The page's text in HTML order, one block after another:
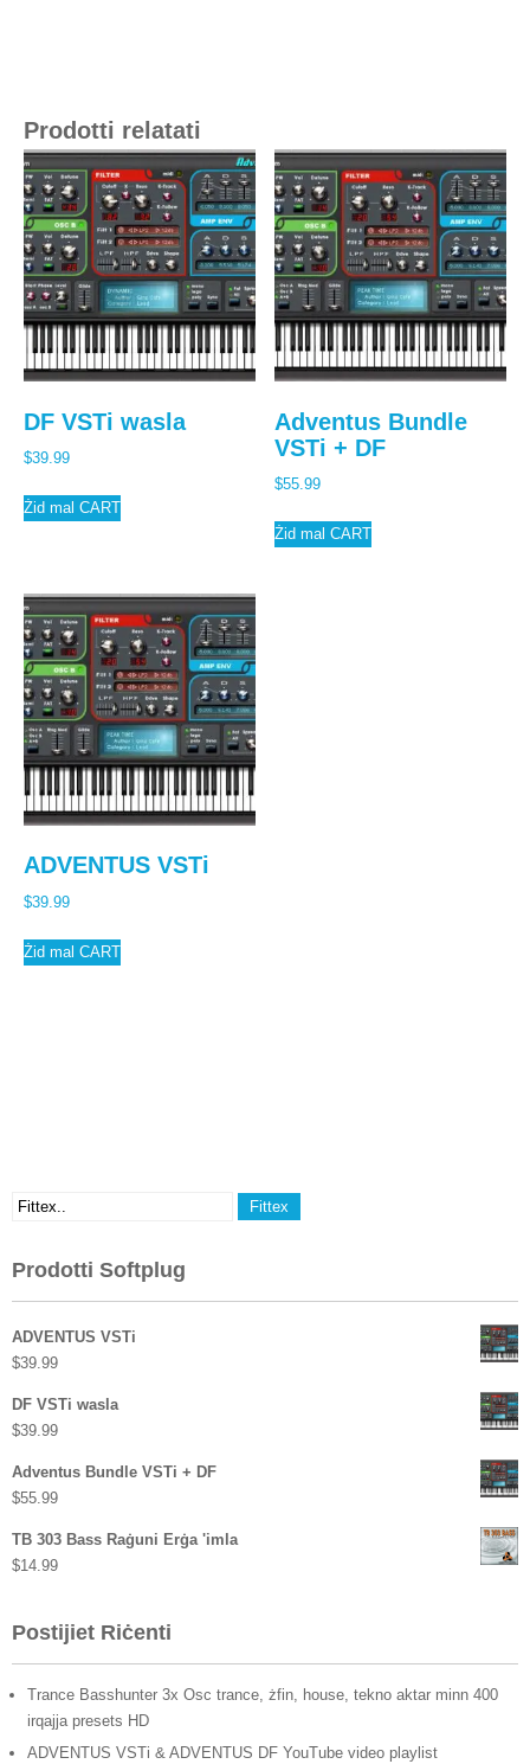
Prodotti relatati
DF VSTi wasla
$39.99
Żid mal CART
Adventus Bundle
VSTi + DF
$55.99
Żid mal CART
ADVENTUS VSTi
$39.99
Żid mal CART
Prodotti Softplug
ADVENTUS VSTi
$39.99
DF VSTi wasla
$39.99
Adventus Bundle VSTi + DF
$55.99
TB 303 Bass Raġuni Erġa 'imla
$14.99
Postijiet Riċenti
Trance Basshunter 3x Osc trance, żfin, house, tekno aktar minn 400
irqajja presets HD
ADVENTUS VSTi & ADVENTUS DF YouTube video playlist